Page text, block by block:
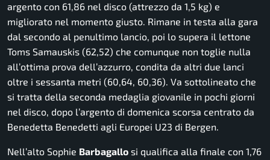
argento con 61,86 nel disco (attrezzo da 1,5 kg) e
migliorato nel momento giusto. Rimane in testa alla gara
dal secondo al penultimo lancio, poi lo supera il lettone
Toms Samauskis (62,52) che comunque non toglie nulla
all’ottima prova dell’azzurro, condita da altri due lanci
oltre i sessanta metri (60,64, 60,36). Va sottolineato che
si tratta della seconda medaglia giovanile in pochi giorni
nel disco, dopo l’argento di domenica scorsa centrato da
Benedetta Benedetti agli Europei U23 di Bergen.
Nell’alto Sophie Barbagallo si qualifica alla finale con 1,76